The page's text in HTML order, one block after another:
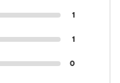
1
1
0